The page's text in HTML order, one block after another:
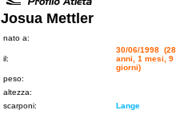
Josua Mettler
nato a:
il:
30/06/1998 (28
anni, 1 mesi, 9
giorni)
peso:
altezza:
scarponi:
Lange